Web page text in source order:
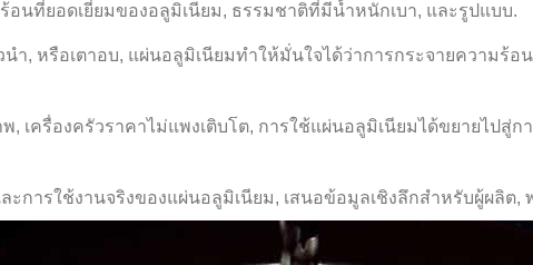
อนที่ยอดเยี่ยมของอลูมิเนียม, ธรรมชาติที่มีน้ำหนักเบา, และรูปแบบ.
ำ, หรือเตาอบ, แผ่นอลูมิเนียมทำให้มั่นใจได้ว่าการกระจายความร้อ
เครื่องครัวราคาไม่แพงเติบโต, การใช้แผ่นอลูมิเนียมได้ขยายไปสู่
การใช้งานจริงของแผ่นอลูมิเนียม, เสนอข้อมูลเชิงลึกสำหรับผู้ผลิต,